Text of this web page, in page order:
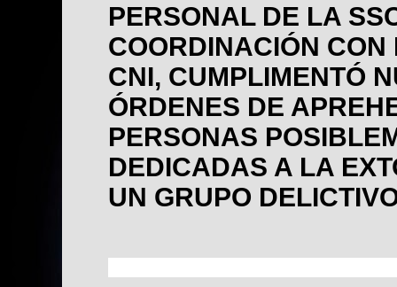
PERSONAL DE LA
COORDINACIÓN CON
CNI, CUMPLIMENTÓ
ÓRDENES DE
PERSONAS
DEDICADAS A LA
UN GRUPO